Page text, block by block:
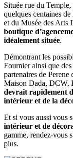
Située rue du
quelques centaines
et du Musée des Arts
boutique
idéalement située.
Démontrant les
Fournier ainsi que
partenaires de
Maison Dada, DCW,
devrait rapidement
intérieur et de la
Et si vous aussi vous
intérieur et de
gamme, rendez-vous
plus.